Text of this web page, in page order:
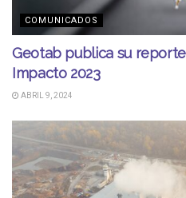
COMUNICADOS
Geotab publica su
Impacto 2023
ABRIL 9, 2024